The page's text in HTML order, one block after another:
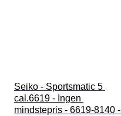
Seiko - Sportsmatic 5
cal.6619 - Ingen
mindstepris - 6619-8140 -